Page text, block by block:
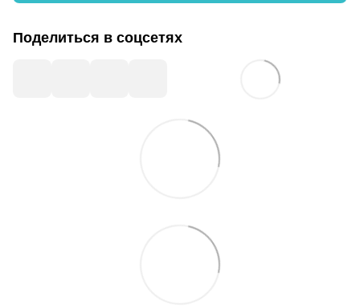
Поделиться в соцсетях